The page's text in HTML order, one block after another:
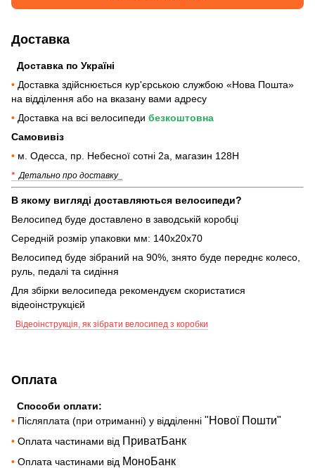
Доставка
Доставка по Україні
• Доставка здійснюється кур'єрською службою «Нова Пошта»
на відділення або на вказану вами адресу
• Доставка на всі велосипеди безкоштовна
Самовивіз
• м. Одесса, пр. Небесної сотні 2а, магазин 128Н
* Детально про доставку_
В якому вигляді доставляються велосипеди?
Велосипед буде доставлено в заводській коробці
Середній розмір упаковки мм: 140х20х70
Велосипед буде зібраний на 90%, знято буде переднє колесо,
руль, педалі та сидіння
Для збірки велосипеда рекомендуєм скористатися
відеоінструкцієй
Відеоінструкція, як зібрати велосипед з коробки
Оплата
Способи оплати:
• Післяплата (при отриманні) у відділенні "Нової Пошти"
• Оплата частинами від ПриватБанк
• Оплата частинами від МоноБанк